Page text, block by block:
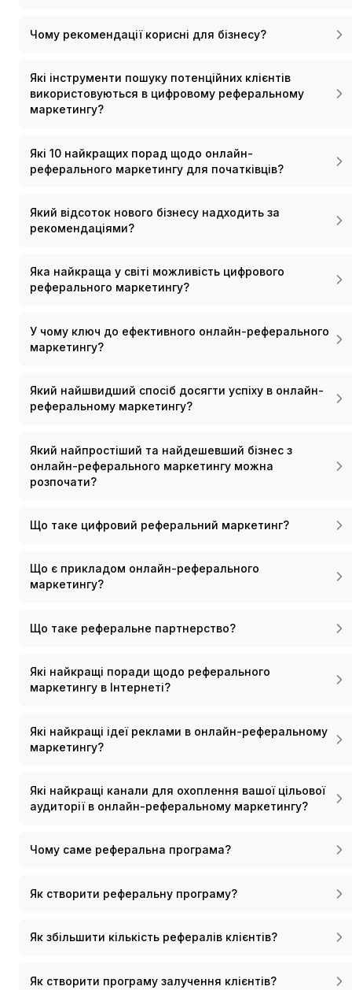
Чому рекомендації корисні для бізнесу?
Які інструменти пошуку потенційних клієнтів
використовуються в цифровому реферальному
маркетингу?
Які 10 найкращих порад щодо онлайн-
реферального маркетингу для початківців?
Який відсоток нового бізнесу надходить за
рекомендаціями?
Яка найкраща у світі можливість цифрового
реферального маркетингу?
У чому ключ до ефективного онлайн-реферального
маркетингу?
Який найшвидший спосіб досягти успіху в онлайн-
реферальному маркетингу?
Який найпростіший та найдешевший бізнес з
онлайн-реферального маркетингу можна
розпочати?
Що таке цифровий реферальний маркетинг?
Що є прикладом онлайн-реферального
маркетингу?
Що таке реферальне партнерство?
Які найкращі поради щодо реферального
маркетингу в Інтернеті?
Які найкращі ідеї реклами в онлайн-реферальному
маркетингу?
Які найкращі канали для охоплення вашої цільової
аудиторії в онлайн-реферальному маркетингу?
Чому саме реферальна програма?
Як створити реферальну програму?
Як збільшити кількість рефералів клієнтів?
Як створити програму залучення клієнтів?